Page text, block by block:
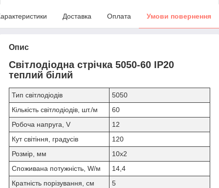
Доставка Оплата Умови повернення
Опис
Світлодіодна стрічка 5050-60 IP20
теплий білий
Тип світлодіодів
5050
Кількість світлодіодів, шт./м
60
Робоча напруга, V
12
Кут світіння, градусів
120
Розмір, мм
10х2
Споживана потужність, W/м
14,4
Кратність порізування, см
5